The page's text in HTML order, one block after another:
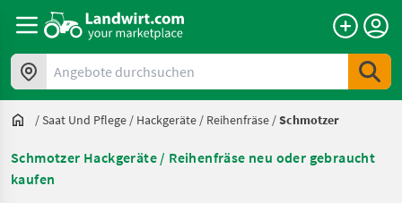
Angebote durchsuchen
/Saat Und Pflege / Hackgeräte / Reihenfräse /Schmotzer
Schmotzer Hackgeräte / Reihenfräse neu oder gebraucht
kaufen